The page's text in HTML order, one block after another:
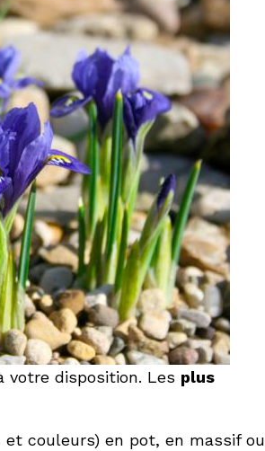
votre disposition. Les plus
couleurs) en pot, en massif ou